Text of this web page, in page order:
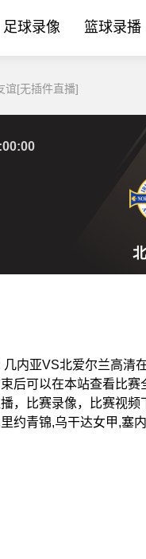
足球录像 篮球录播
谊[无插件直播]
内亚VS北爱尔兰高清
后可以在本站查看比赛
，比赛录像，比赛视频
约青锦,乌干达女甲,塞